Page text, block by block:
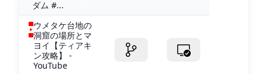
ダム #...
ウメタケ台地の
洞窟の場所とマ
ヨイ【ティアキ
ン攻略】 -
YouTube